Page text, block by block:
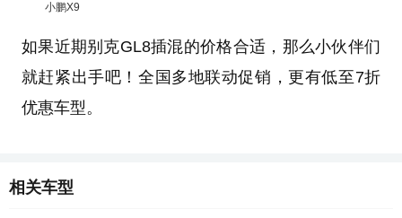
小鹏X9
如果近期别克GL8插混的价格合适，那么小伙伴们
就赶紧出手吧！全国多地联动促销，更有低至7折
优惠车型。
相关车型